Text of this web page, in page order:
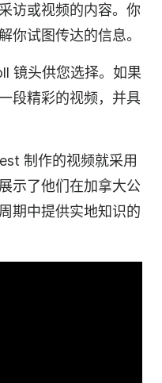
访或视频的内容。你
你试图传达的信息。
镜头供您选择。如果
段精彩的视频，并具
制作的视频就采用
示了他们在加拿大公
期中提供实地知识的